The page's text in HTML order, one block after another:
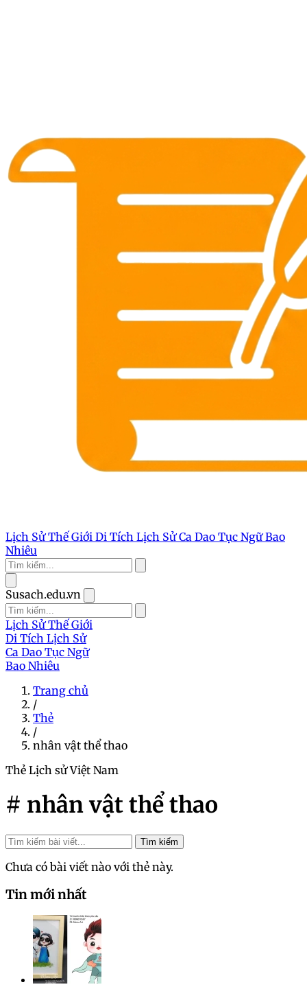
Lịch Sử Thế Giới Di Tích Lịch SửCa Dao Tục NgữBao
Nhiêu
Susach.edu.vn
Lịch Sử Thế Giới
Di Tích Lịch Sử
Ca Dao Tục Ngữ
Bao Nhiêu
Trang chủ
/
Thẻ
/
nhân vật thể thao
Thẻ Lịch sử Việt Nam
# nhân vật thể thao
Tìm kiếm
Chưa có bài viết nào với thẻ này.
Tin mới nhất